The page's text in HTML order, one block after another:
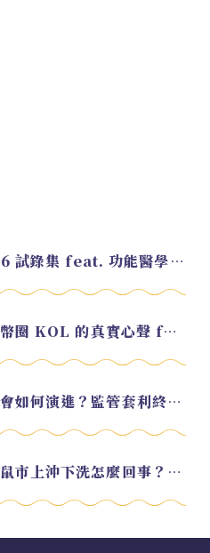
EP.220 好久不見！2026 試錄集 feat. 功能醫學營養師 美寶
EP.219 從銀行高管轉職幣圈 KOL 的真實心聲 feat.龜大
EP.217 美元穩定幣未來會如何演進？監管套利終將收斂？feat. 研究員 余哲安
EP.213 川普大攪局：袋鼠市上沖下洗怎麼回事？feat. Alvin